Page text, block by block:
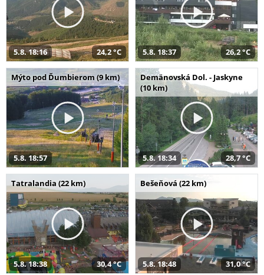
5.8. 18:16 24,2 °C 5.8. 18:37 26,2 °C
Mýto pod Ďumbierom (9 km)
5.8. 18:57
Demänovská Dol. - Jaskyne
(10 km)
5.8. 18:34 28,7 °C
Tatralandia (22 km)
5.8. 18:38 30,4 °C
Bešeňová (22 km)
5.8. 18:48 31,0 °C